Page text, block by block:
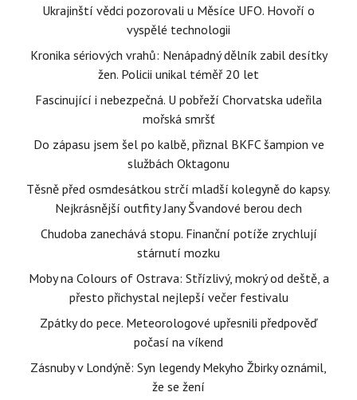
Ukrajinští vědci pozorovali u Měsíce UFO. Hovoří o
vyspělé technologii
Kronika sériových vrahů: Nenápadný dělník zabil desítky
žen. Policii unikal téměř 20 let
Fascinující i nebezpečná. U pobřeží Chorvatska udeřila
mořská smršť
Do zápasu jsem šel po kalbě, přiznal BKFC šampion ve
službách Oktagonu
Těsně před osmdesátkou strčí mladší kolegyně do kapsy.
Nejkrásnější outfity Jany Švandové berou dech
Chudoba zanechává stopu. Finanční potíže zrychlují
stárnutí mozku
Moby na Colours of Ostrava: Střízlivý, mokrý od deště, a
přesto přichystal nejlepší večer festivalu
Zpátky do pece. Meteorologové upřesnili předpověď
počasí na víkend
Zásnuby v Londýně: Syn legendy Mekyho Žbirky oznámil,
že se žení